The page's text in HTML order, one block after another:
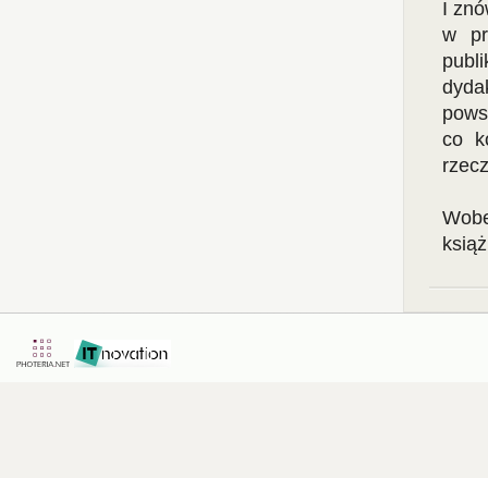
I
w
co